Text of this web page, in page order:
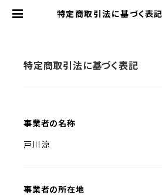
特定商取引法に基づく表
特定商取引法に基づく表記
事業者の名称
戸川涼
事業者の所在地